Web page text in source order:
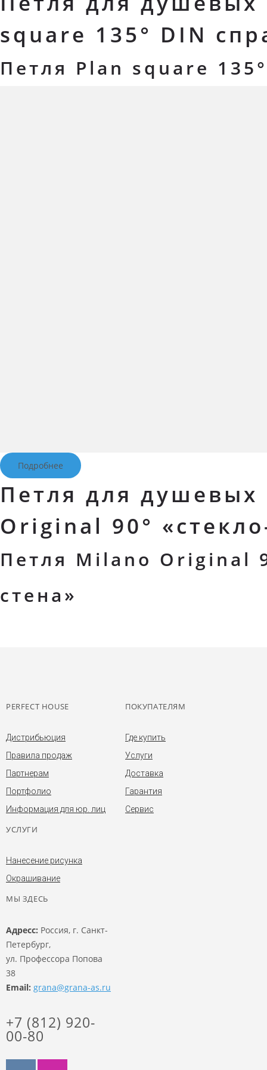
square 135° DIN
Петля Plan square
Подробнее
Петля для
Original 90°
Петля Milano Original
стена»
PERFECT HOUSE
Дистрибьюция
Правила продаж
Партнерам
Портфолио
Информация для юр. лиц
ПОКУПАТЕЛЯМ
Где купить
Услуги
Доставка
Гарантия
Сервис
УСЛУГИ
Нанесение рисунка
Окрашивание
МЫ ЗДЕСЬ
Адресс: Россия, г. Санкт-
Петербург,
ул. Профессора Попова
38
Email: grana@grana-as.ru
+7 (812) 920-
00-80